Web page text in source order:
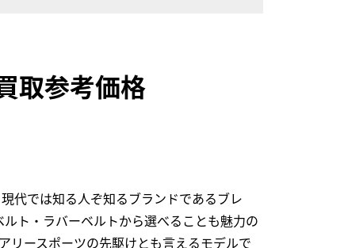
取参考価格
代では知る人ぞ知るブランドであるブレ
ト・ラバーベルトから選べることも魅力の
リースポーツの先駆けとも言えるモデルで